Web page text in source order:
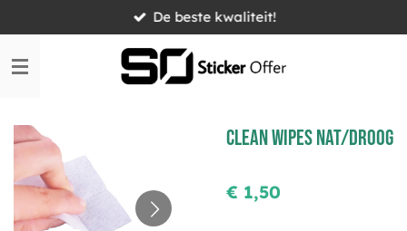
direct
naar
de
De beste kwaliteit!
Clean wipes nat/droog
€ 1,50